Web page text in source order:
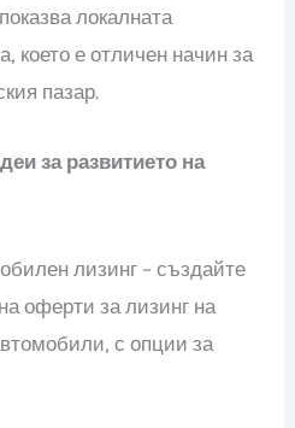
локалната
което е отличен начин за
пазар.
за развитието на
лизинг – създайте
оферти за лизинг на
с опции за